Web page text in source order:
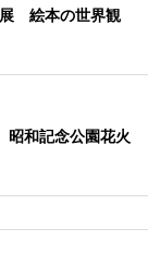
絵本の世界観
和記念公園花火